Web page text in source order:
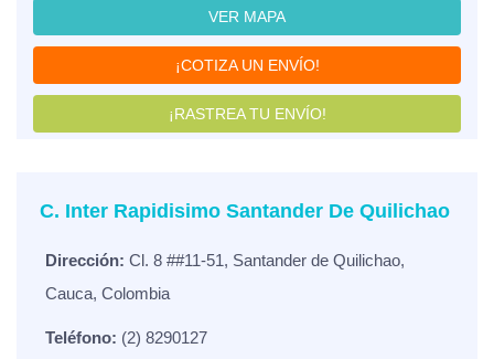
VER MAPA
¡COTIZA UN ENVÍO!
¡RASTREA TU ENVÍO!
C. Inter Rapidisimo Santander De Quilichao
Dirección: Cl. 8 ##11-51, Santander de Quilichao,
Cauca, Colombia
Teléfono: (2) 8290127